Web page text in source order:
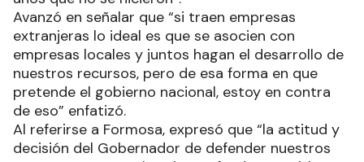
Avanzó en señalar que “si traen empresas
extranjeras lo ideal es que se asocien con
empresas locales y juntos hagan el desarrollo de
nuestros recursos, pero de esa forma en que
pretende el gobierno nacional, estoy en contra
de eso” enfatizó.
Al referirse a Formosa, expresó que “la actitud y
decisión del Gobernador de defender nuestros